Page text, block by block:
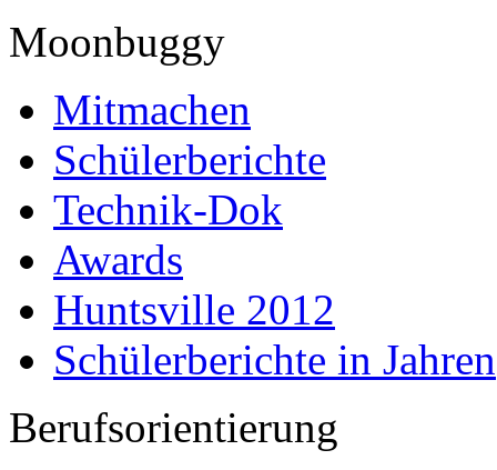
Moonbuggy
Mitmachen
Schülerberichte
Technik-Dok
Awards
Huntsville 2012
Schülerberichte in Jahren
Berufsorientierung